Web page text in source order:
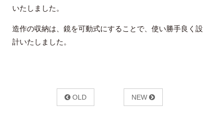
いたしました。
造作の収納は、鏡を可動式にすることで、使い勝手良く設
計いたしました。
OLD NEW